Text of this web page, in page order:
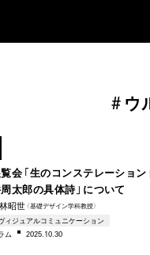
# ウ
会「生のコンステレーション
太郎の具体詩」について
昭世 （基礎デザイン学科教授）
ィジュアルコミュニケーション
ム
2025.10.30